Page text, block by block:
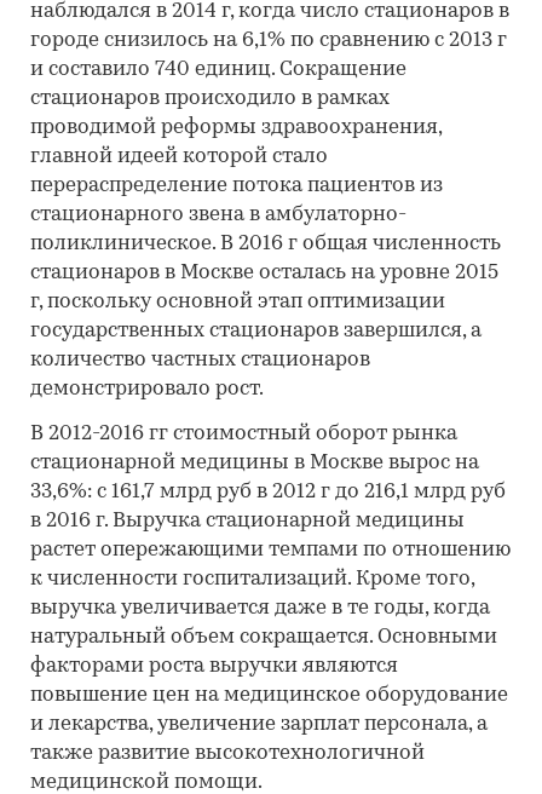
наблюдался в 2014 г, когда число стационаров в
городе снизилось на 6,1% по сравнению с 2013 г
и составило 740 единиц. Сокращение
стационаров происходило в рамках
проводимой реформы здравоохранения,
главной идеей которой стало
перераспределение потока пациентов из
стационарного звена в амбулаторно-
поликлиническое. В 2016 г общая численность
стационаров в Москве осталась на уровне 2015
г, поскольку основной этап оптимизации
государственных стационаров завершился, а
количество частных стационаров
демонстрировало рост.
В 2012-2016 гг стоимостный оборот рынка
стационарной медицины в Москве вырос на
33,6%: с 161,7 млрд руб в 2012 г до 216,1 млрд руб
в 2016 г. Выручка стационарной медицины
растет опережающими темпами по отношению
к численности госпитализаций. Кроме того,
выручка увеличивается даже в те годы, когда
натуральный объем сокращается. Основными
факторами роста выручки являются
повышение цен на медицинское оборудование
и лекарства, увеличение зарплат персонала, а
также развитие высокотехнологичной
медицинской помощи.